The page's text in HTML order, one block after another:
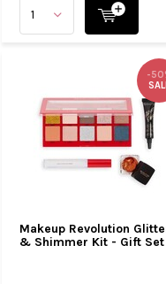
Makeup Revolution
& Shimmer Kit - Gift Set
-